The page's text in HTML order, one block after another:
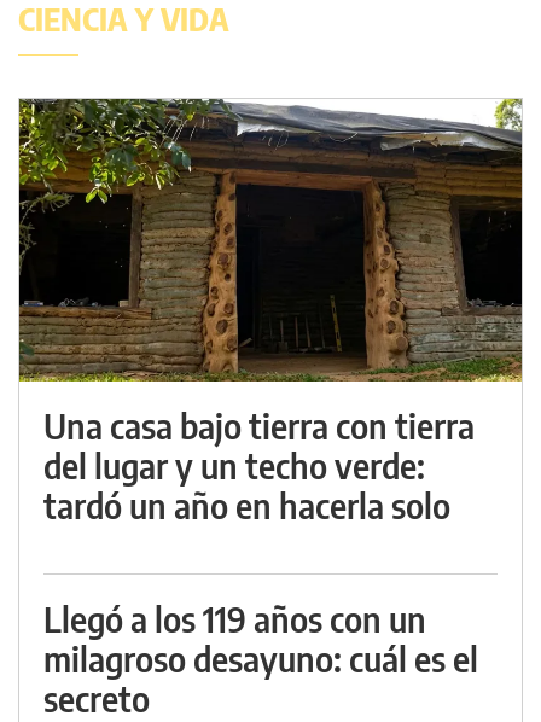
CIENCIA Y VIDA
Una casa bajo tierra con tierra
del lugar y un techo verde:
tardó un año en hacerla solo
Llegó a los 119 años con un
milagroso desayuno: cuál es el
secreto